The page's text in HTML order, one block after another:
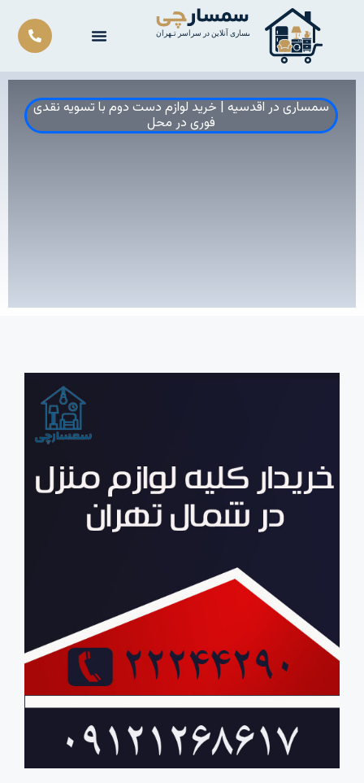
سمساری در اقدسیه | خرید لوازم دست دوم با تسویه نقدی
فوری در محل